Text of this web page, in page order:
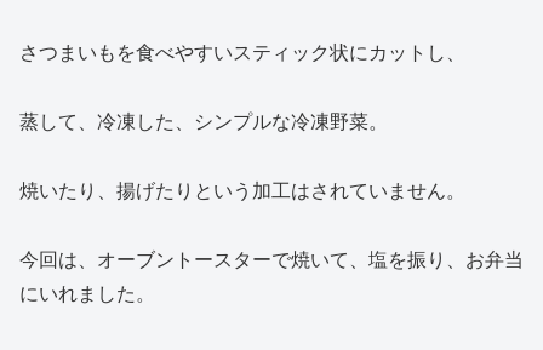
さつまいもを食べやすいスティック状にカットし、
蒸して、冷凍した、シンプルな冷凍野菜。
焼いたり、揚げたりという加工はされていません。
今回は、オーブントースターで焼いて、塩を振り、お弁当
にいれました。